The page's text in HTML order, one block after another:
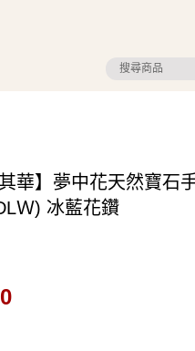
其華】夢中花天然寶石
Ｗ) 冰藍花鑽